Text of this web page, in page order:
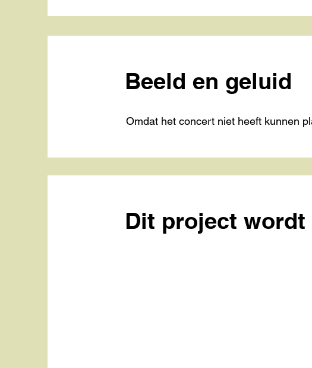
Beeld en geluid
Omdat het concert niet heeft kunnen
Dit project wordt